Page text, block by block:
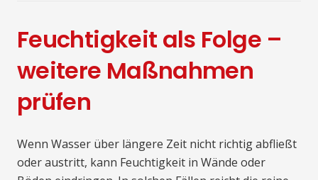
Feuchtigkeit als Folge –
weitere Maßnahmen
prüfen
Wenn Wasser über längere Zeit nicht richtig abfließt
oder austritt, kann Feuchtigkeit in Wände oder